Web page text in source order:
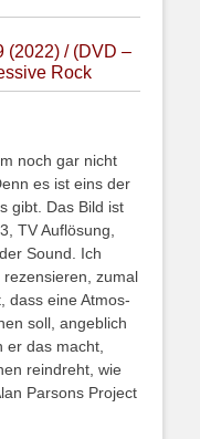
(2022) / (DVD –
Rock
noch gar nicht
es ist eins der
gibt. Das Bild ist
TV Auflösung,
Sound. Ich
zumal
dass eine Atmos-
soll, angeblich
er das macht,
reindreht, wie
Parsons Project